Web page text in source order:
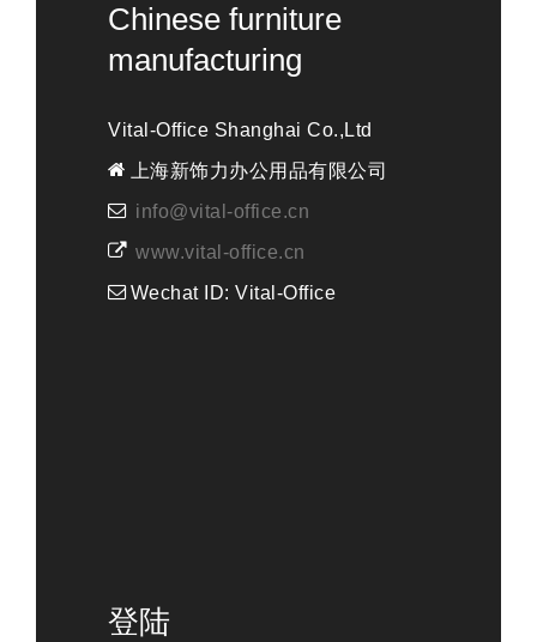
Chinese furniture
manufacturing
Vital-Office Shanghai Co.,Ltd
上海新饰力办公用品有限公司
info@vital-office.cn
www.vital-office.cn
Wechat ID: Vital-Office
登陆